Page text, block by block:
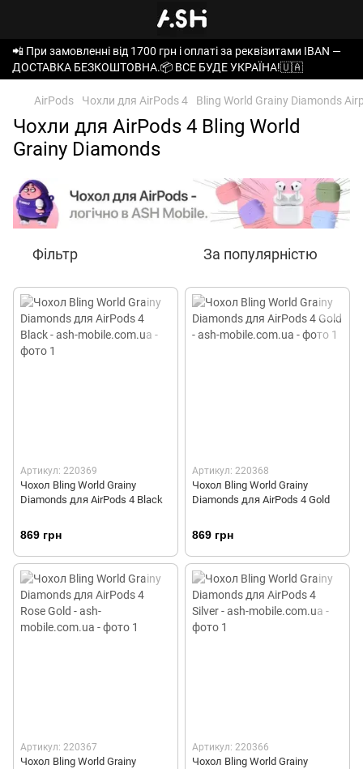
📲 При замовленні від 1700 грн і оплаті за реквізитами IBAN —
ДОСТАВКА БЕЗКОШТОВНА.📦 ВСЕ БУДЕ УКРАЇНА!🇺🇦
AirPods Чохли для AirPods 4 Bling World Grainy Diamonds
Чохли для AirPods 4 Bling World
Grainy Diamonds
Фільтр За популярністю
Артикул: 220369
Чохол Bling World Grainy
Diamonds для AirPods 4 Black
869 грн
Артикул: 220368
Чохол Bling World Grainy
Diamonds для AirPods 4 Gold
869 грн
Артикул: 220367
Чохол Bling World Grainy
Артикул: 220366
Чохол Bling World Grainy